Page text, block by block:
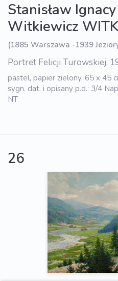
Stanisław Ignacy
Witkiewicz
(1885 Warszawa -1939
Portret Felicji Turowskiej,
pastel, papier zielony, 65 x 45
sygn. dat. i opisany p.d.: 3/4
NT
26